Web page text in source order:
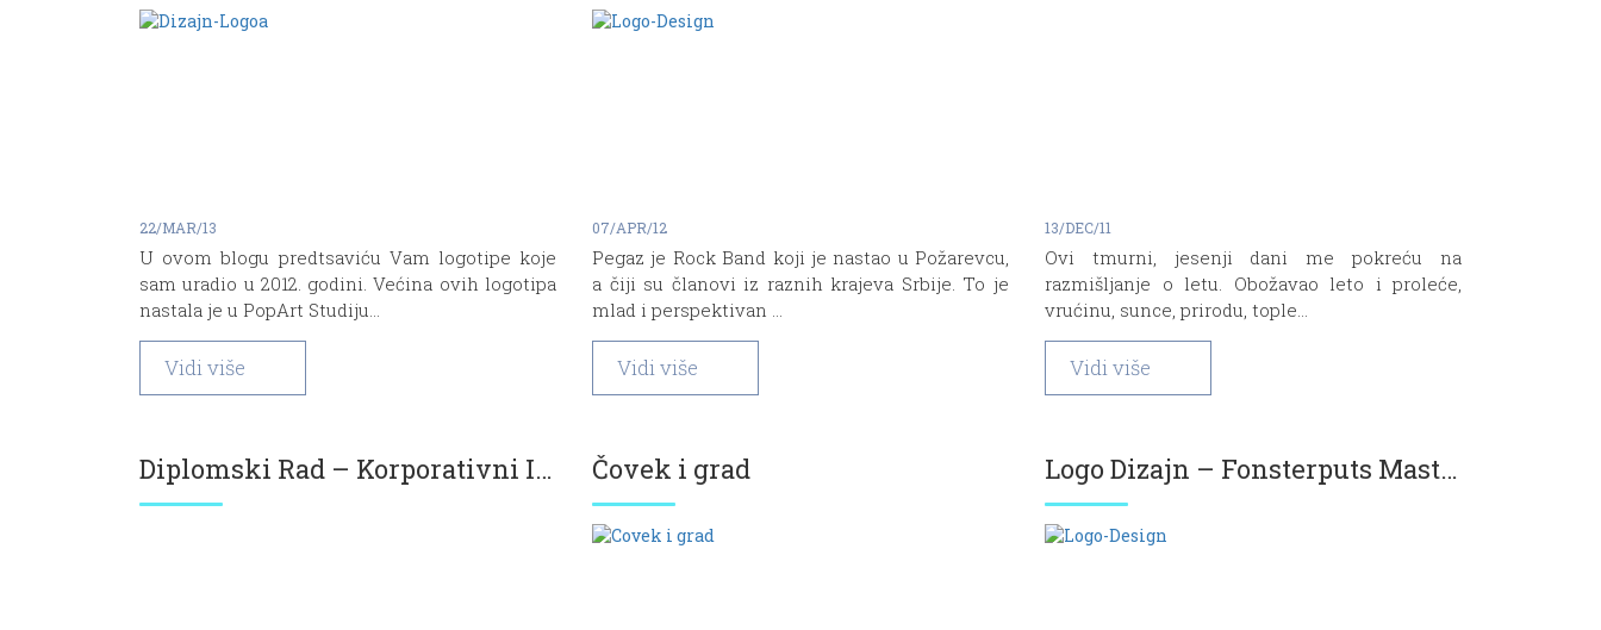
22/MAR/13
U ovom blogu predtsaviću Vam logotipe koje
sam uradio u 2012. godini. Većina ovih logotipa
nastala je u PopArt Studiju...
Vidi više
07/APR/12
Pegaz je Rock Band koji je nastao u Požarevcu,
a čiji su članovi iz raznih krajeva Srbije. To je
mlad i perspektivan ...
Vidi više
13/DEC/11
Ovi tmurni, jesenji dani me pokreću na
razmišljanje o letu. Obožavao leto i proleće,
vrućinu, sunce, prirodu, tople...
Vidi više
Diplomski Rad – Korporativni Identitet Čovek i grad Logo Dizajn – Fonsterputs Mastaren